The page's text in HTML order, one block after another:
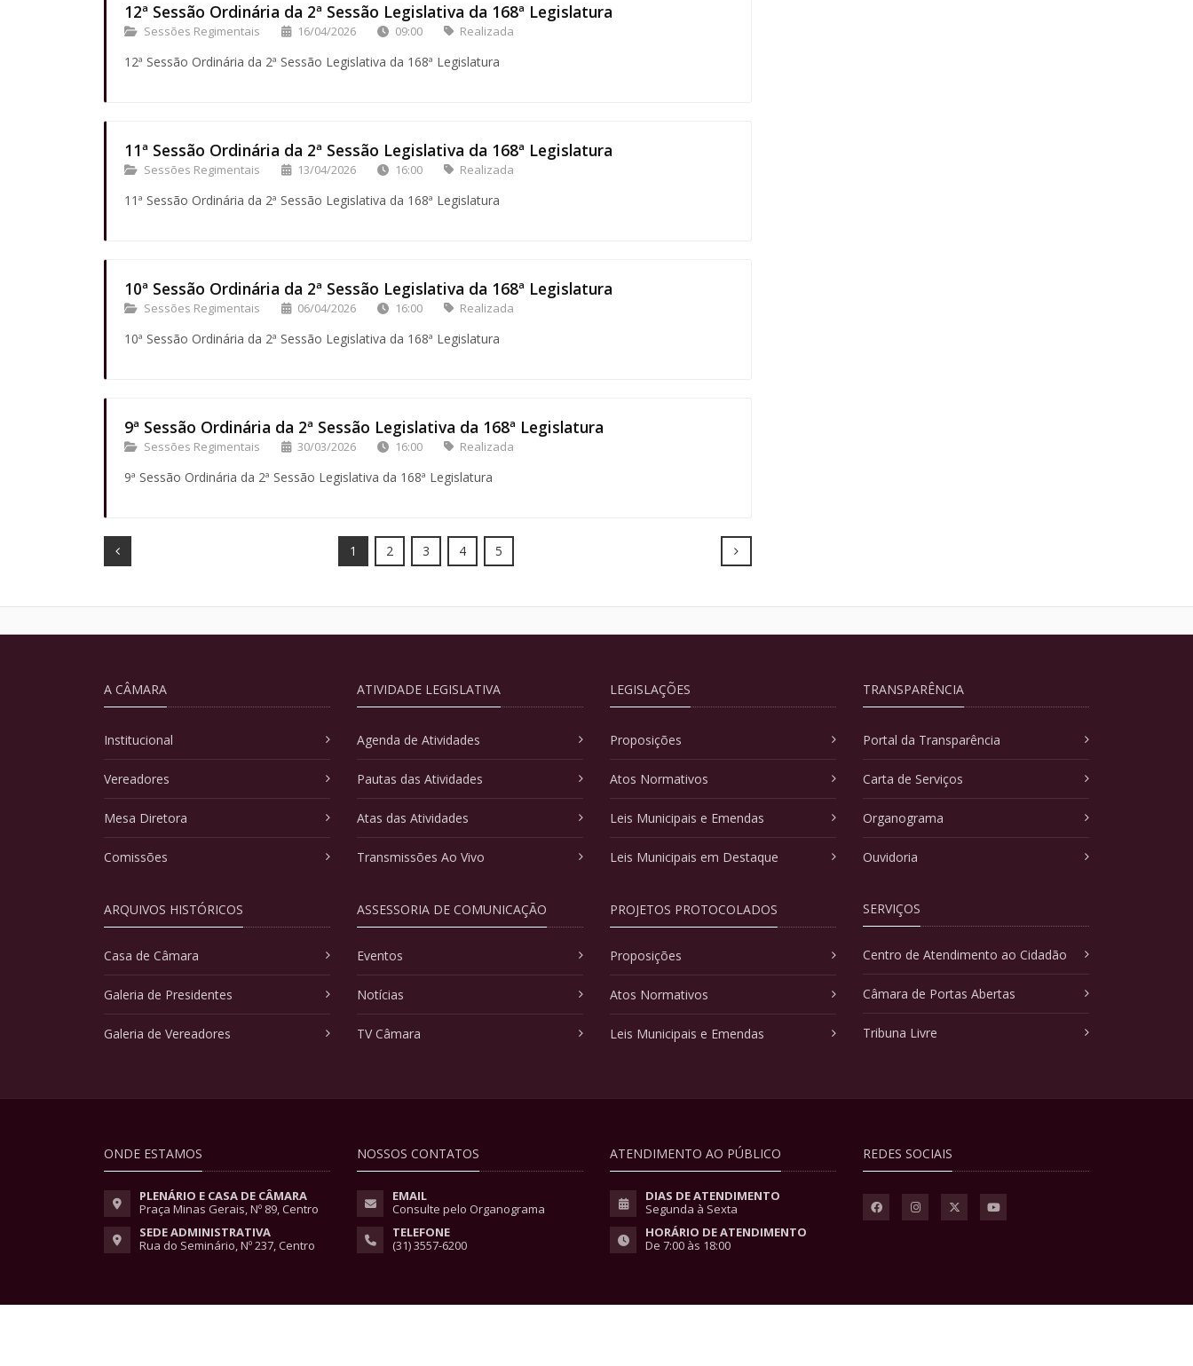
12ª Sessão Ordinária da 2ª Sessão Legislativa da 168ª Legislatura
Sessões Regimentais 16/04/2026 09:00 Realizada
12ª Sessão Ordinária da 2ª Sessão Legislativa da 168ª Legislatura
11ª Sessão Ordinária da 2ª Sessão Legislativa da 168ª Legislatura
Sessões Regimentais 13/04/2026 16:00 Realizada
11ª Sessão Ordinária da 2ª Sessão Legislativa da 168ª Legislatura
10ª Sessão Ordinária da 2ª Sessão Legislativa da 168ª Legislatura
Sessões Regimentais 06/04/2026 16:00 Realizada
10ª Sessão Ordinária da 2ª Sessão Legislativa da 168ª Legislatura
9ª Sessão Ordinária da 2ª Sessão Legislativa da 168ª Legislatura
Sessões Regimentais 30/03/2026 16:00 Realizada
9ª Sessão Ordinária da 2ª Sessão Legislativa da 168ª Legislatura
Prev 1 2 3 4 5 Next
A CÂMARA
Institucional
Vereadores
Mesa Diretora
Comissões
ARQUIVOS HISTÓRICOS
Casa de Câmara
Galeria de Presidentes
Galeria de Vereadores
ATIVIDADE LEGISLATIVA
Agenda de Atividades
Pautas das Atividades
Atas das Atividades
Transmissões Ao Vivo
ASSESSORIA DE COMUNICAÇÃO
Eventos
Notícias
TV Câmara
LEGISLAÇÕES
Proposições
Atos Normativos
Leis Municipais e Emendas
Leis Municipais em Destaque
PROJETOS PROTOCOLADOS
Proposições
Atos Normativos
Leis Municipais e Emendas
TRANSPARÊNCIA
Portal da Transparência
Carta de Serviços
Organograma
Ouvidoria
SERVIÇOS
Centro de Atendimento ao Cidadão
Câmara de Portas Abertas
Tribuna Livre
ONDE ESTAMOS
PLENÁRIO E CASA DE CÂMARA
Praça Minas Gerais, Nº 89, Centro
SEDE ADMINISTRATIVA
Rua do Seminário, Nº 237, Centro
NOSSOS CONTATOS
EMAIL
Consulte pelo Organograma
TELEFONE
(31) 3557-6200
ATENDIMENTO AO PÚBLICO
DIAS DE ATENDIMENTO
Segunda à Sexta
HORÁRIO DE ATENDIMENTO
De 7:00 às 18:00
REDES SOCIAIS